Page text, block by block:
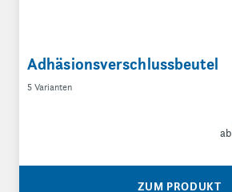
Adhäsionsverschlussbeutel
5 Varianten
ab
ZUM PRODUKT